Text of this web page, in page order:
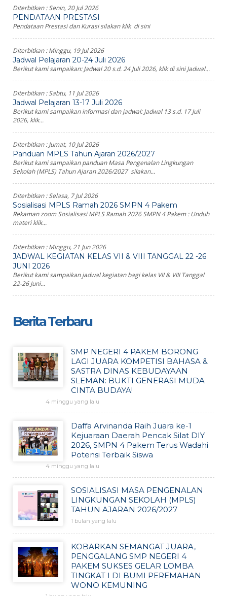
Diterbitkan :Senin, 20 Jul 2026
PENDATAAN PRESTASI
Pendataan Prestasi dan Kurasi silakan klik di sini
Diterbitkan :Minggu, 19 Jul 2026
Jadwal Pelajaran 20-24 Juli 2026
Berikut kami sampaikan: Jadwal 20 s.d. 24 Juli 2026, klik di sini Jadwal...
Diterbitkan :Sabtu, 11 Jul 2026
Jadwal Pelajaran 13-17 Juli 2026
Berikut kami sampaikan informasi dan jadwal: Jadwal 13 s.d. 17 Juli
2026, klik...
Diterbitkan :Jumat, 10 Jul 2026
Panduan MPLS Tahun Ajaran 2026/2027
Berikut kami sampaikan panduan Masa Pengenalan Lingkungan
Sekolah (MPLS) Tahun Ajaran 2026/2027 silakan...
Diterbitkan :Selasa, 7 Jul 2026
Sosialisasi MPLS Ramah 2026 SMPN 4 Pakem
Rekaman zoom Sosialisasi MPLS Ramah 2026 SMPN 4 Pakem : Unduh
materi klik...
Diterbitkan :Minggu, 21 Jun 2026
JADWAL KEGIATAN KELAS VII & VIII TANGGAL 22 -26
JUNI 2026
Berikut kami sampaikan jadwal kegiatan bagi kelas VII & VIII Tanggal
22-26 Juni...
Berita Terbaru
SMP NEGERI 4 PAKEM BORONG
LAGI JUARA KOMPETISI BAHASA &
SASTRA DINAS KEBUDAYAAN
SLEMAN: BUKTI GENERASI MUDA
CINTA BUDAYA!
4 minggu yang lalu
Daffa Arvinanda Raih Juara ke-1
Kejuaraan Daerah Pencak Silat DIY
2026, SMPN 4 Pakem Terus Wadahi
Potensi Terbaik Siswa
4 minggu yang lalu
SOSIALISASI MASA PENGENALAN
LINGKUNGAN SEKOLAH (MPLS)
TAHUN AJARAN 2026/2027
1 bulan yang lalu
KOBARKAN SEMANGAT JUARA,
PENGGALANG SMP NEGERI 4
PAKEM SUKSES GELAR LOMBA
TINGKAT I DI BUMI PEREMAHAN
WONO KEMUNING